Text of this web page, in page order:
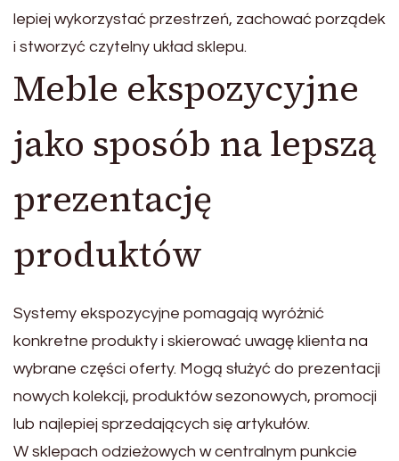
lepiej wykorzystać przestrzeń, zachować porządek
i stworzyć czytelny układ sklepu.
Meble ekspozycyjne
jako sposób na lepszą
prezentację
produktów
Systemy ekspozycyjne pomagają wyróżnić
konkretne produkty i skierować uwagę klienta na
wybrane części oferty. Mogą służyć do prezentacji
nowych kolekcji, produktów sezonowych, promocji
lub najlepiej sprzedających się artykułów.
W sklepach odzieżowych w centralnym punkcie